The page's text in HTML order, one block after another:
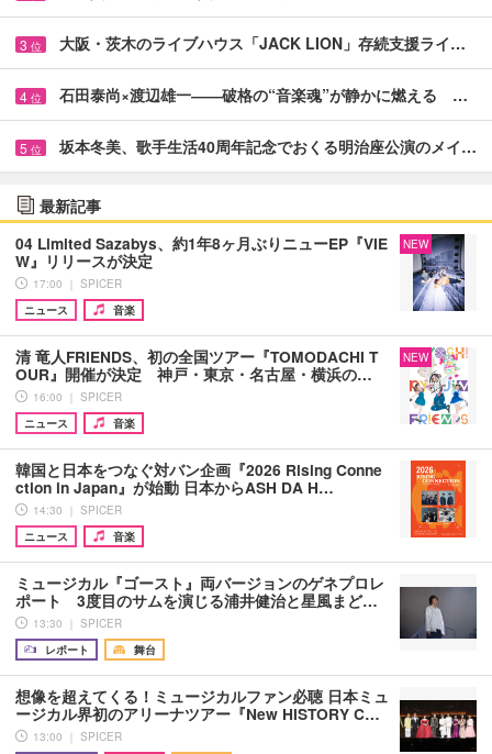
3 位 大阪・茨木のライブハウス「JACK LION」存続支援ライ…
4 位 石田泰尚×渡辺雄一――破格の“音楽魂”が静かに燃える …
5 位 坂本冬美、歌手生活40周年記念でおくる明治座公演のメイ…
最新記事
04 Limited Sazabys、約1年8ヶ月ぶりニューEP『VIE
W』リリースが決定
17:00 ｜ SPICER
ニュース
音楽
NEW
清 竜人FRIENDS、初の全国ツアー『TOMODACHI T
OUR』開催が決定 神戸・東京・名古屋・横浜の…
16:00 ｜ SPICER
ニュース
音楽
NEW
韓国と日本をつなぐ対バン企画『2026 Rising Conne
ction in Japan』が始動 日本からASH DA H…
14:30 ｜ SPICER
ニュース
音楽
ミュージカル『ゴースト』両バージョンのゲネプロレ
ポート 3度目のサムを演じる浦井健治と星風まど…
13:30 ｜ SPICER
レポート
舞台
想像を超えてくる！ミュージカルファン必聴 日本ミュ
ージカル界初のアリーナツアー『New HISTORY C…
13:00 ｜ SPICER